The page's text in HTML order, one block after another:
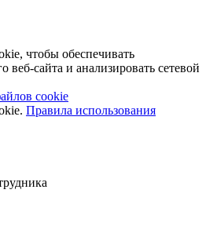
чтобы обеспечивать
веб-сайта и анализировать сетевой
cookie
Правила использования